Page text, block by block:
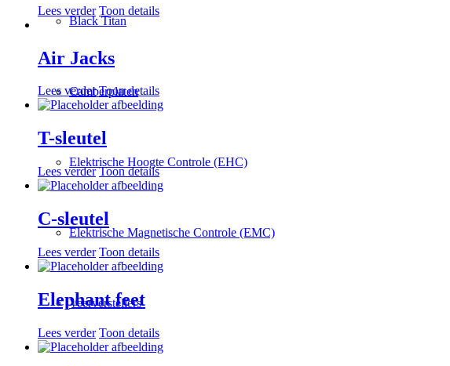
Black Titan
Camberplaten
Elektrische Hoogte Controle (EHC)
Elektrische Magnetische Controle (EMC)
Veerverstellers
Lees verder Toon details
Air Jacks
Lees verder Toon details
T-sleutel
Lees verder Toon details
C-sleutel
Lees verder Toon details
Elephant feet
Lees verder Toon details